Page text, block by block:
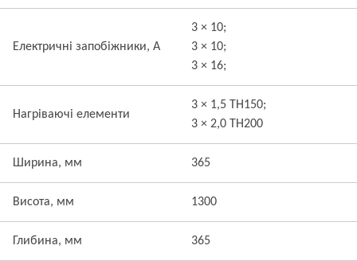
Електричні запобіжники, А
3 × 10;
3 × 10;
3 × 16;
Нагріваючі елементи
3 × 1,5 TH150;
3 × 2,0 TH200
Ширина, мм 365
Висота, мм 1300
Глибина, мм 365